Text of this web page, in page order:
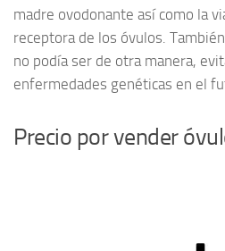
madre ovodonante así como la
receptora de los óvulos.
no podía ser de otra manera,
enfermedades genéticas en el
Precio por vender